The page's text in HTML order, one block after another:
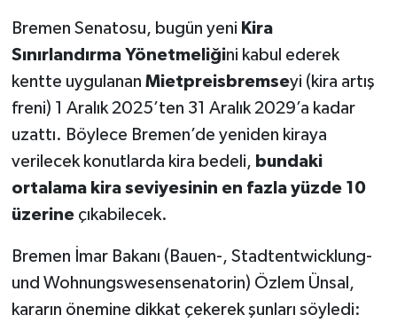
Bremen Senatosu, bugün yeni Kira
Sınırlandırma Yönetmeliğini kabul ederek
kentte uygulanan Mietpreisbremseyi (kira artış
freni) 1 Aralık 2025’ten 31 Aralık 2029’a kadar
uzattı. Böylece Bremen’de yeniden kiraya
verilecek konutlarda kira bedeli, bundaki
ortalama kira seviyesinin en fazla yüzde 10
üzerineçıkabilecek.
Bremen İmar Bakanı (Bauen-, Stadtentwicklung-
und Wohnungswesensenatorin) Özlem Ünsal,
kararın önemine dikkat çekerek şunları söyledi: